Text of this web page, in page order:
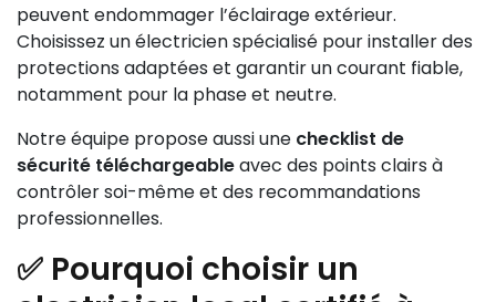
peuvent endommager l’éclairage extérieur.
Choisissez un électricien spécialisé pour installer des
protections adaptées et garantir un courant fiable,
notamment pour la phase et neutre.
Notre équipe propose aussi une checklist de
sécurité téléchargeableavec des points clairs à
contrôler soi-même et des recommandations
professionnelles.
✅ Pourquoi choisir un